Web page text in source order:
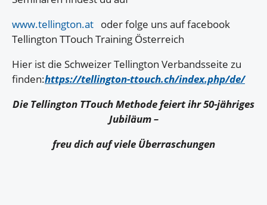
www.tellington.at oder folge uns auf facebook
Tellington TTouch Training Österreich
Hier ist die Schweizer Tellington Verbandsseite zu
finden:https://tellington-ttouch.ch/index.php/de/
Die Tellington TTouch Methode feiert ihr 50-jähriges
Jubiläum –
freu dich auf viele Überraschungen